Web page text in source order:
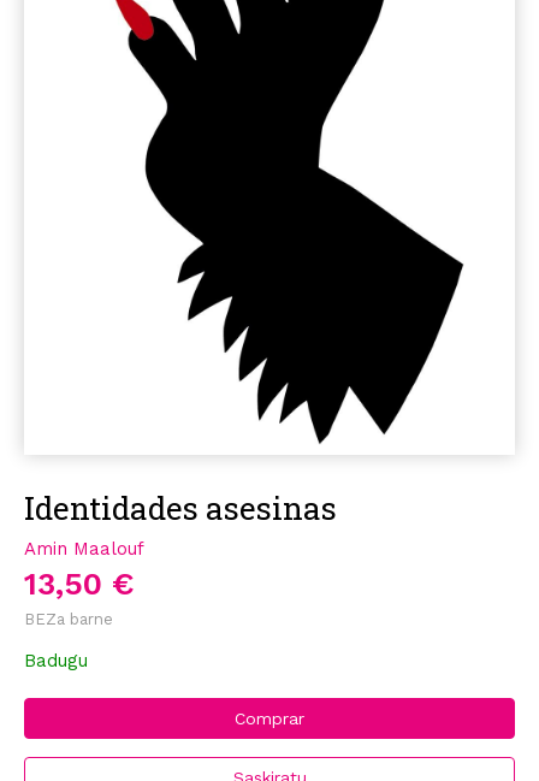
Identidades asesinas
Amin Maalouf
13,50 €
BEZa barne
Badugu
Comprar